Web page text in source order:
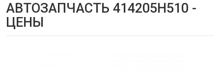
АВТОЗАПЧАСТЬ 414205H510 -
ЦЕНЫ